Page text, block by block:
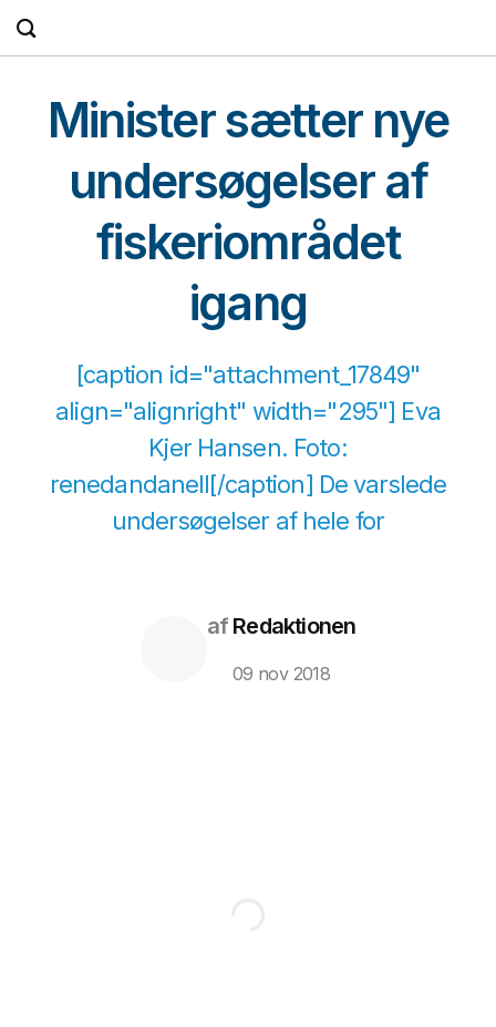
Fortsæt
Minister sætter nye
undersøgelser af
fiskeriområdet
igang
[caption id="attachment_17849"
align="alignright" width="295"] Eva
Kjer Hansen. Foto:
renedandanell[/caption] De varslede
undersøgelser af hele for
afRedaktionen
09 nov 2018